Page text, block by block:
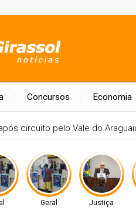
Concursos Economia
MORAIS, PARTICIPARÁ DE
Geral Justiça